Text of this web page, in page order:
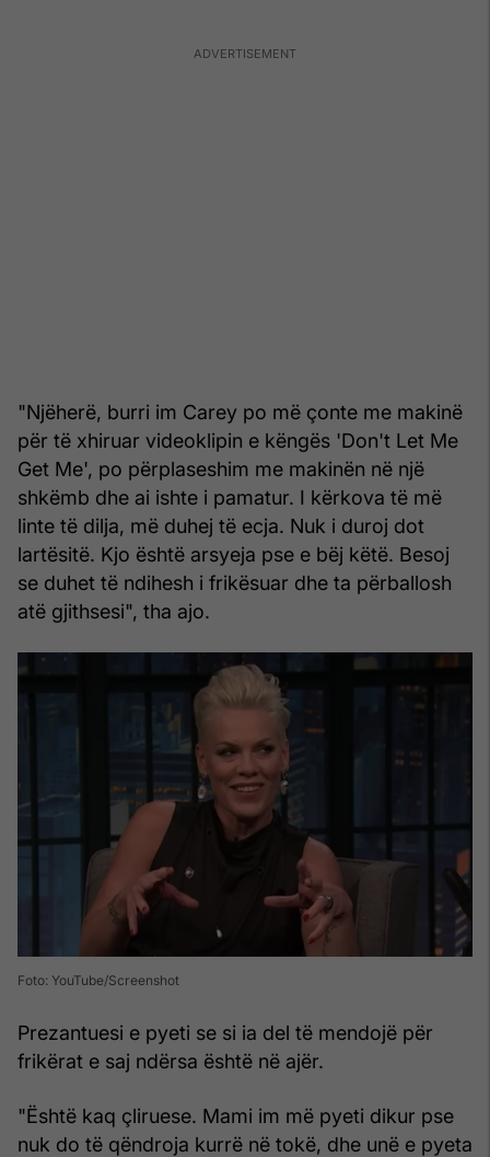
"Njëherë, burri im Carey po më çonte me makinë
për të xhiruar videoklipin e këngës 'Don't Let Me
Get Me', po përplaseshim me makinën në një
shkëmb dhe ai ishte i pamatur. I kërkova të më
linte të dilja, më duhej të ecja. Nuk i duroj dot
lartësitë. Kjo është arsyeja pse e bëj këtë. Besoj
se duhet të ndihesh i frikësuar dhe ta përballosh
atë gjithsesi", tha ajo.
Foto: YouTube/Screenshot
Prezantuesi e pyeti se si ia del të mendojë për
frikërat e saj ndërsa është në ajër.
"Është kaq çliruese. Mami im më pyeti dikur pse
nuk do të qëndroja kurrë në tokë, dhe unë e pyeta